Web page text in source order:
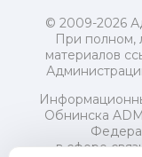
© 2009-2026
При полном,
материалов
Обнинска
в сфере